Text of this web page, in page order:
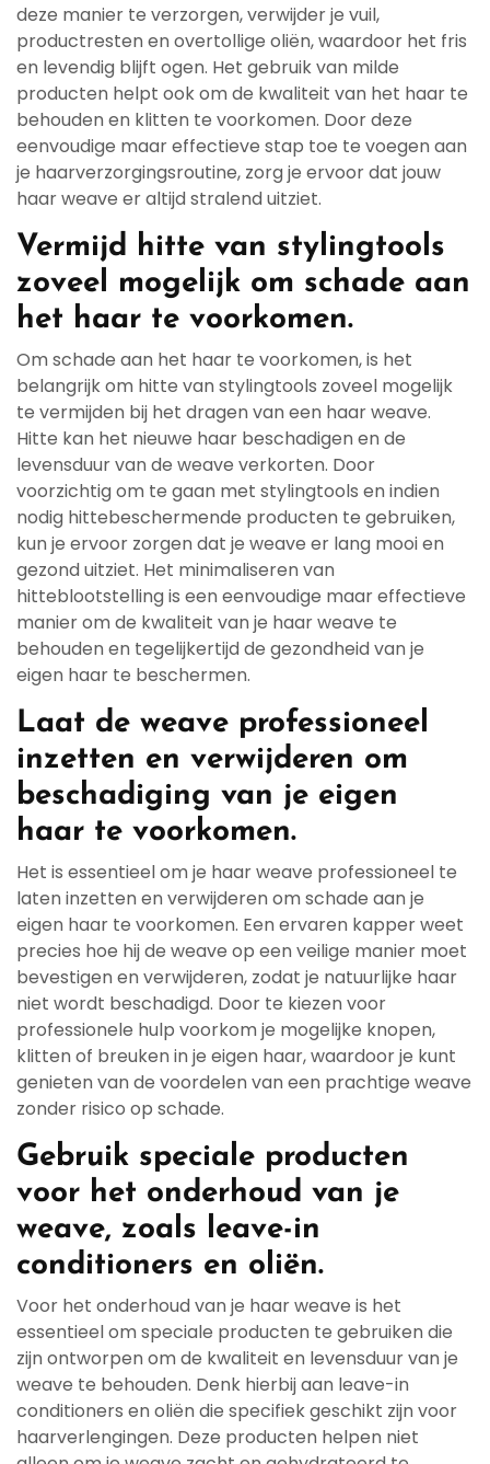
deze manier te verzorgen, verwijder je vuil,
productresten en overtollige oliën, waardoor het fris
en levendig blijft ogen. Het gebruik van milde
producten helpt ook om de kwaliteit van het haar te
behouden en klitten te voorkomen. Door deze
eenvoudige maar effectieve stap toe te voegen aan
je haarverzorgingsroutine, zorg je ervoor dat jouw
haar weave er altijd stralend uitziet.
Vermijd hitte van stylingtools
zoveel mogelijk om schade aan
het haar te voorkomen.
Om schade aan het haar te voorkomen, is het
belangrijk om hitte van stylingtools zoveel mogelijk
te vermijden bij het dragen van een haar weave.
Hitte kan het nieuwe haar beschadigen en de
levensduur van de weave verkorten. Door
voorzichtig om te gaan met stylingtools en indien
nodig hittebeschermende producten te gebruiken,
kun je ervoor zorgen dat je weave er lang mooi en
gezond uitziet. Het minimaliseren van
hitteblootstelling is een eenvoudige maar effectieve
manier om de kwaliteit van je haar weave te
behouden en tegelijkertijd de gezondheid van je
eigen haar te beschermen.
Laat de weave professioneel
inzetten en verwijderen om
beschadiging van je eigen
haar te voorkomen.
Het is essentieel om je haar weave professioneel te
laten inzetten en verwijderen om schade aan je
eigen haar te voorkomen. Een ervaren kapper weet
precies hoe hij de weave op een veilige manier moet
bevestigen en verwijderen, zodat je natuurlijke haar
niet wordt beschadigd. Door te kiezen voor
professionele hulp voorkom je mogelijke knopen,
klitten of breuken in je eigen haar, waardoor je kunt
genieten van de voordelen van een prachtige weave
zonder risico op schade.
Gebruik speciale producten
voor het onderhoud van je
weave, zoals leave-in
conditioners en oliën.
Voor het onderhoud van je haar weave is het
essentieel om speciale producten te gebruiken die
zijn ontworpen om de kwaliteit en levensduur van je
weave te behouden. Denk hierbij aan leave-in
conditioners en oliën die specifiek geschikt zijn voor
haarverlengingen. Deze producten helpen niet